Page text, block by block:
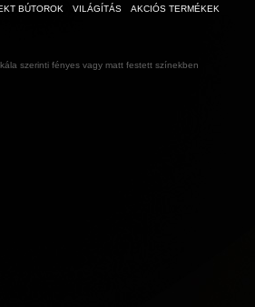
BÚTOROK VILÁGÍTÁS AKCIÓS TERMÉKEK
szerinti fényes vagy matt festett színekben